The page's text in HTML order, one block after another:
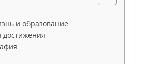
и образование
достижения